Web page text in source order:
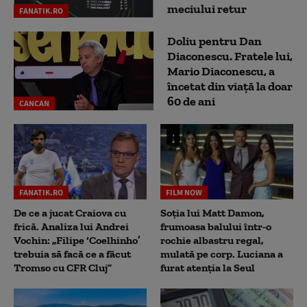
FANATIK.RO
meciului retur
CANCAN
Doliu pentru Dan
Diaconescu. Fratele lui,
Mario Diaconescu, a
încetat din viață la doar
60 de ani
FANATIK.RO
De ce a jucat Craiova cu
frică. Analiza lui Andrei
Vochin: „Filipe ‘Coelhinho’
trebuia să facă ce a făcut
Tromso cu CFR Cluj”
FILM NOW
Soția lui Matt Damon,
frumoasa balului într-o
rochie albastru regal,
mulată pe corp. Luciana a
furat atenția la Seul